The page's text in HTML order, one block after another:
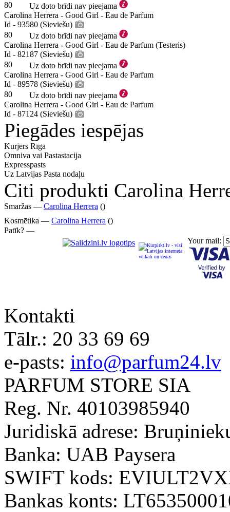
80
Uz doto brīdi nav pieejama
Carolina Herrera - Good Girl - Eau de Parfum
Id - 93580 (Sieviešu)
80
Uz doto brīdi nav pieejama
Carolina Herrera - Good Girl - Eau de Parfum (Testeris)
Id - 82187 (Sieviešu)
80
Uz doto brīdi nav pieejama
Carolina Herrera - Good Girl - Eau de Parfum
Id - 89578 (Sieviešu)
80
Uz doto brīdi nav pieejama
Carolina Herrera - Good Girl - Eau de Parfum
Id - 87124 (Sieviešu)
Piegādes iespējas
Kurjers Rīgā
Omniva vai Pastastacija
Expresspasts
Uz Latvijas Pasta nodaļu
Citi produkti Carolina
Smaržas — Carolina Herrera ()
Kosmētika — Carolina Herrera ()
Patīk? —
Your mail:
Kontakti
Tālr.: 20 33 69 69
e-pasts: info@parfum24.lv
PARFUM STORE SIA
Reg. Nr. 40103985940
Juridiskā adrese:
Banka: UAB Paysera
SWIFT kods:
Bankas konts: